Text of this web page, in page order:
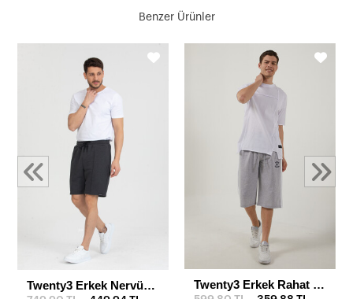
Benzer Ürünler
Twenty3 Erkek Nervürlü Regular Fit Şort Twenty3 Erkek Rahat Kesim Yanı Şeritli Uzun Kapri & Şort